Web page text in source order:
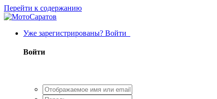
Перейти к содержанию
Уже зарегистрированы? Войти
Войти